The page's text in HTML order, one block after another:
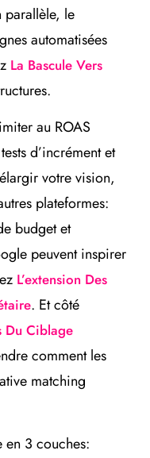
parallèle, le
automatisées
La Bascule Vers
au ROAS
d’incrément et
votre vision,
plateformes:
budget et
peuvent inspirer
L’extension Des
. Et côté
Du Ciblage
comment les
matching
en 3 couches: